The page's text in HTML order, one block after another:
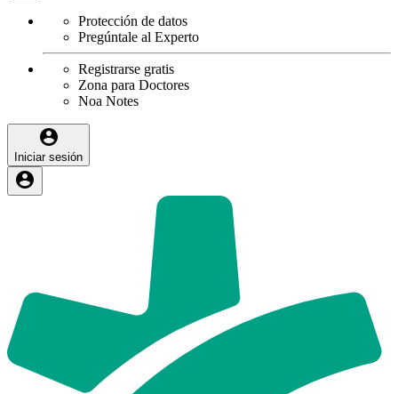
Protección de datos
Pregúntale al Experto
Registrarse gratis
Zona para Doctores
Noa Notes
Iniciar sesión